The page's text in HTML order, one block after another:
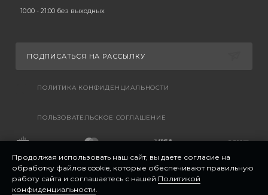
10:00 - 21:00 без выходных
ПОДПИСАТЬСЯ НА РАССЫЛКУ
ПОЛИТИКА КОНФИДЕНЦИАЛЬНОСТИ
ПОЛЬЗОВАТЕЛЬСКОЕ СОГЛАШЕНИЕ
Продолжая использовать наш сайт, вы даете согласие на
обработку файлов cookie, которые обеспечивают правильную
работу сайта и соглашаетесь с нашей Политикой
конфиденциальности.